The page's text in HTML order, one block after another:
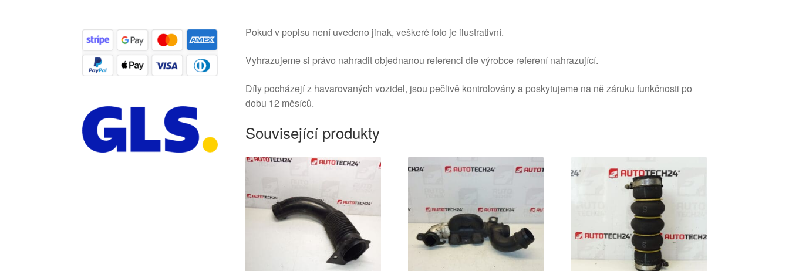
Pokud v popisu není uvedeno jinak, veškeré foto je ilustrativní.
Vyhrazujeme si právo nahradit objednanou referenci dle výrobce referení nahrazující.
Díly pocházejí z havarovaných vozidel, jsou pečlivě kontrolovány a poskytujeme na ně záruku funkčnosti po
dobu 12 měsíců.
Související produkty